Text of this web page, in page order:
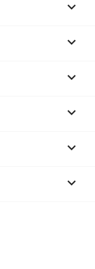





keyboard_arrow_down